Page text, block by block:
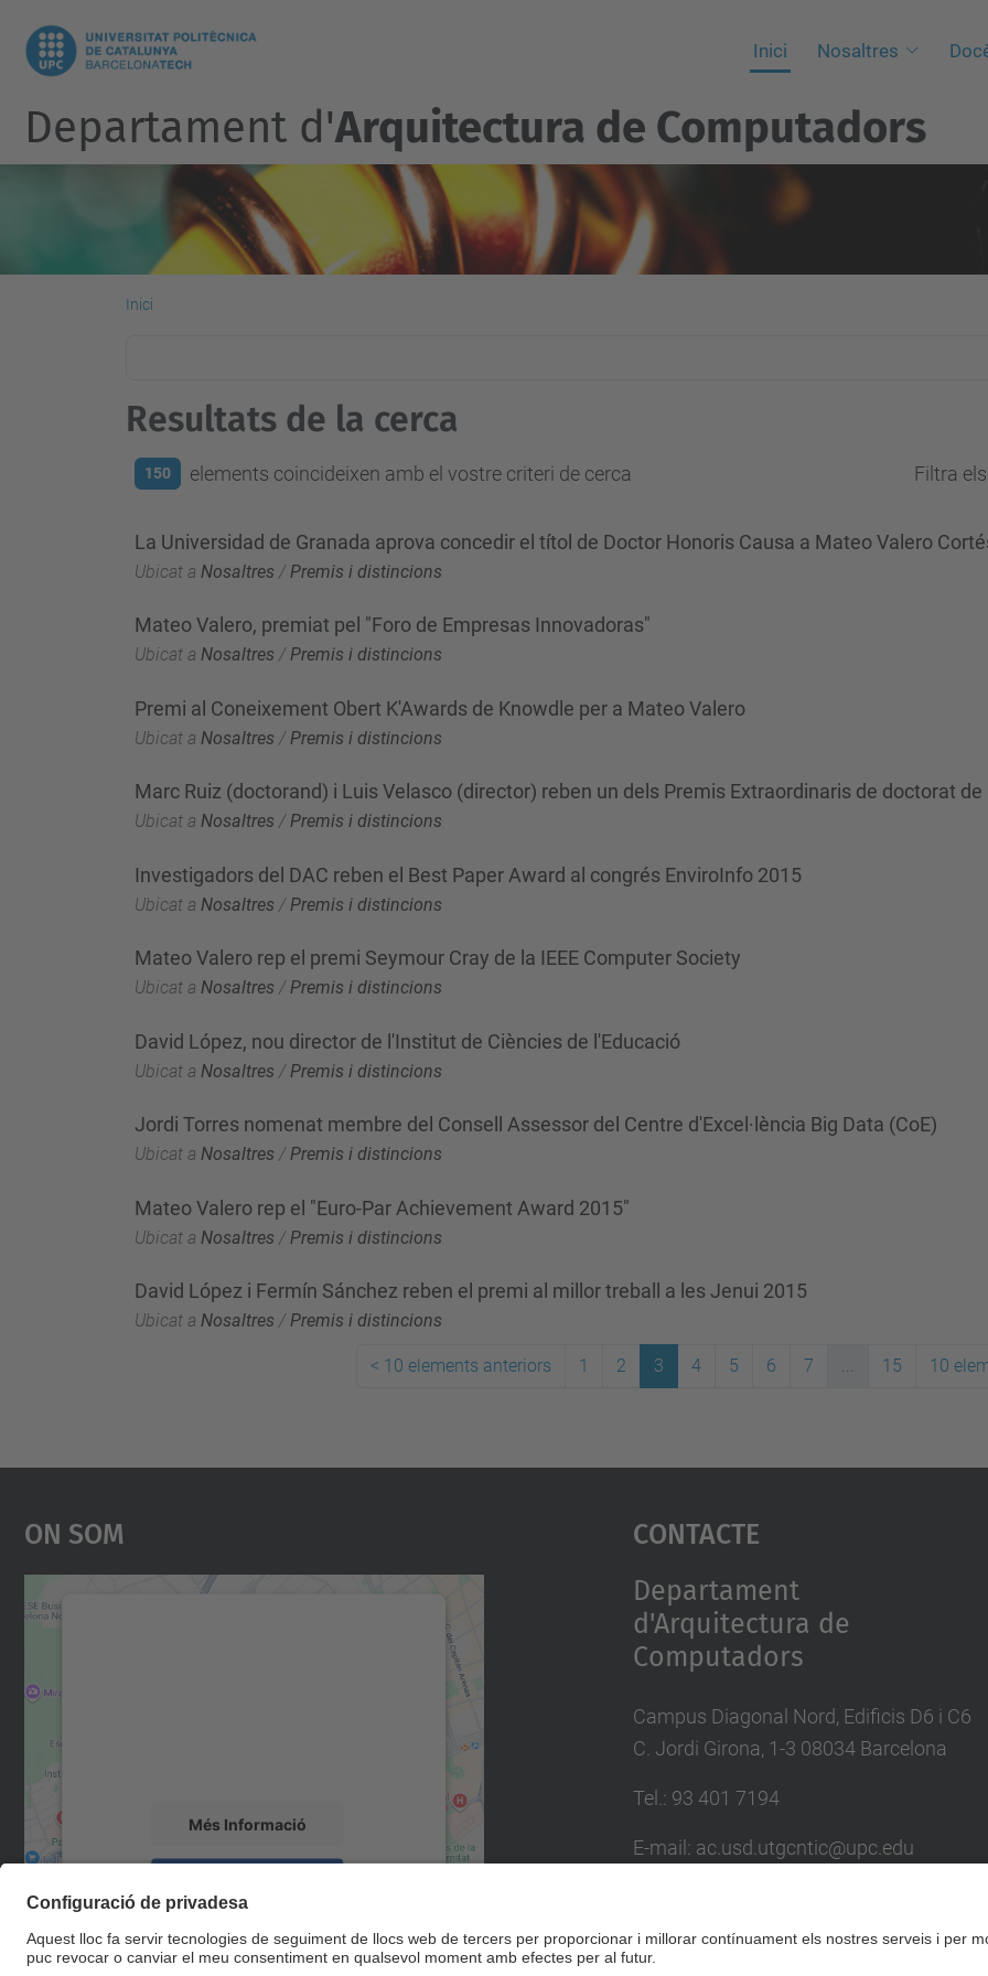
Inici Nosaltres
Departament d'Arquitectura de Computadors
Inici
Resultats de la cerca
150 elements coincideixen amb el vostre criteri de cerca Filtra
La Universidad de Granada aprova concedir el títol de Doctor Honoris Causa a Mateo Valero
Ubicat a Nosaltres / Premis i distincions
Mateo Valero, premiat pel "Foro de Empresas Innovadoras"
Ubicat a Nosaltres /Premis i distincions
Premi al Coneixement Obert K'Awards de Knowdle per a Mateo Valero
Ubicat a Nosaltres / Premis i distincions
Marc Ruiz (doctorand) i Luis Velasco (director) reben un dels Premis Extraordinaris de doctorat
Ubicat a Nosaltres /Premis i distincions
Investigadors del DAC reben el Best Paper Award al congrés EnviroInfo 2015
Ubicat a Nosaltres / Premis i distincions
Mateo Valero rep el premi Seymour Cray de la IEEE Computer Society
Ubicat a Nosaltres /Premis i distincions
David López, nou director de l'Institut de Ciències de l'Educació
Ubicat a Nosaltres / Premis i distincions
Jordi Torres nomenat membre del Consell Assessor del Centre d'Excel·lència Big Data (CoE)
Ubicat a Nosaltres /Premis i distincions
Mateo Valero rep el "Euro-Par Achievement Award 2015"
Ubicat a Nosaltres / Premis i distincions
David López i Fermín Sánchez reben el premi al millor treball a les Jenui 2015
Ubicat a Nosaltres /Premis i distincions
< 10 elements anteriors 1 2 3 4 5 6 7 ... 15 10
On Som
Més Informació
Management Platform
Contacte
Departament
d'Arquitectura de
Computadors
Campus Diagonal Nord, Edificis D6 i C6
C. Jordi Girona, 1-3 08034 Barcelona
Tel.: 93 401 7194
E-mail: ac.usd.utgcntic@upc.edu
Formulari de contacte